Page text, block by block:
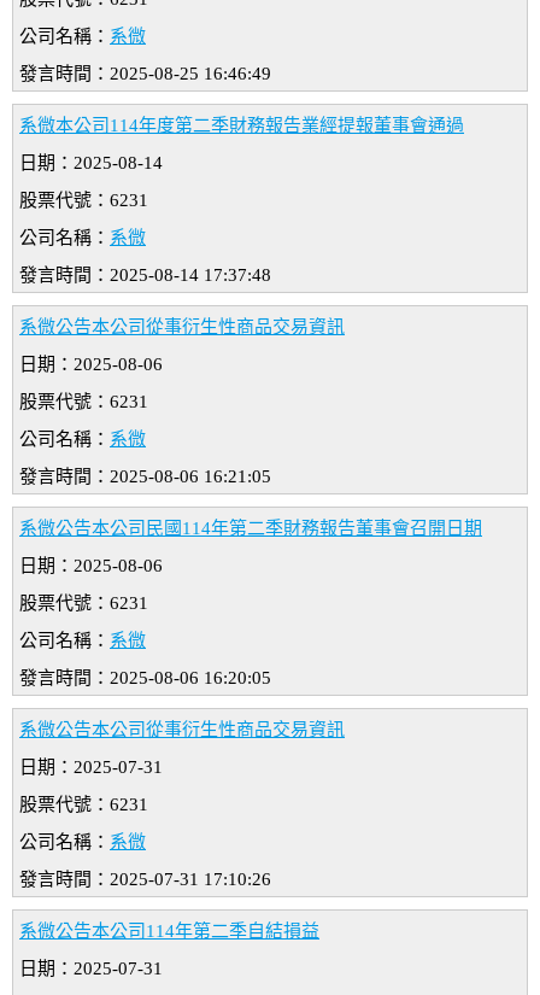
公司名稱： 系微
發言時間：2025-08-25 16:46:49
系微本公司114年度第二季財務報告業經提報董事會通過
日期：2025-08-14
股票代號：6231
公司名稱： 系微
發言時間：2025-08-14 17:37:48
系微公告本公司從事衍生性商品交易資訊
日期：2025-08-06
股票代號：6231
公司名稱： 系微
發言時間：2025-08-06 16:21:05
系微公告本公司民國114年第二季財務報告董事會召開日期
日期：2025-08-06
股票代號：6231
公司名稱： 系微
發言時間：2025-08-06 16:20:05
系微公告本公司從事衍生性商品交易資訊
日期：2025-07-31
股票代號：6231
公司名稱： 系微
發言時間：2025-07-31 17:10:26
系微公告本公司114年第二季自結損益
日期：2025-07-31